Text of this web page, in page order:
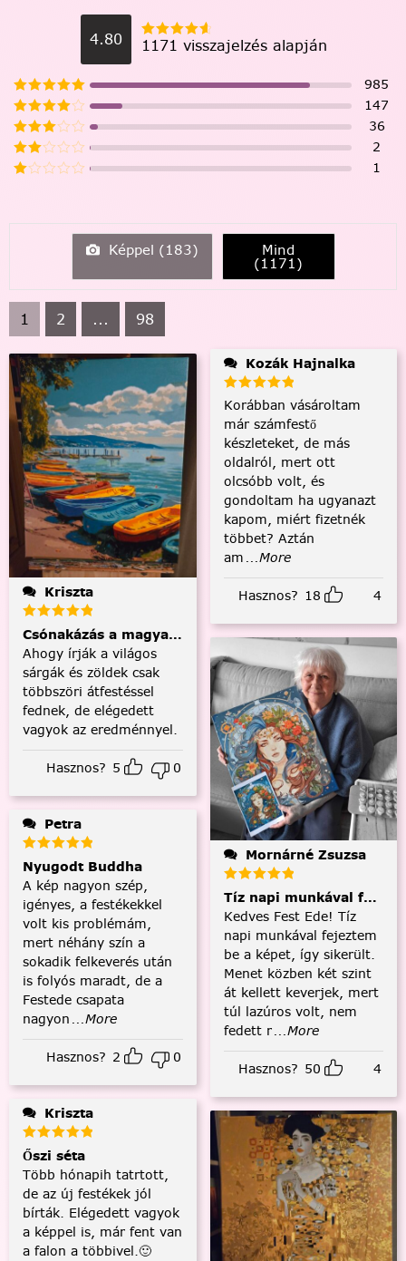
4.80 1171 visszajelzés alapján
985
147
36
2
1
Képpel (183) Mind
(1171)
1 2 ... 98
Kriszta
Csónakázás a magyar tengeren
Ahogy írják a világos
sárgák és zöldek csak
többszöri átfestéssel
fednek, de elégedett
vagyok az eredménnyel.
Hasznos? 5 0
Petra
Nyugodt Buddha
A kép nagyon szép,
igényes, a festékekkel
volt kis problémám,
mert néhány szín a
sokadik felkeverés után
is folyós maradt, de a
Festede csapata
nagyon ...More
Hasznos? 2 0
Kriszta
Őszi séta
Több hónapih tatrtott,
de az új festékek jól
bírták. Elégedett vagyok
a képpel is, már fent van
a falon a többivel.🙂
Kozák Hajnalka
Korábban vásároltam
már számfestő
készleteket, de más
oldalról, mert ott
olcsóbb volt, és
gondoltam ha ugyanazt
kapom, miért fizetnék
többet? Aztán
am ...More
Hasznos? 18 4
Mornárné Zsuzsa
Tíz napi munkával
Kedves Fest Ede! Tíz
napi munkával fejeztem
be a képet, így sikerült.
Menet közben két szint
át kellett keverjek, mert
túl lazúros volt, nem
fedett r...More
Hasznos? 50 4